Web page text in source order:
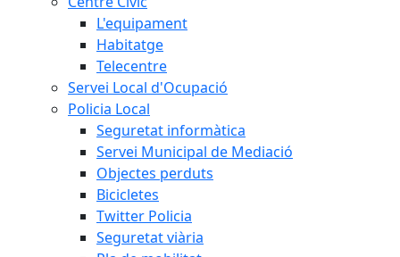
L'equipament
Habitatge
Telecentre
Servei Local d'Ocupació
Policia Local
Seguretat informàtica
Servei Municipal de Mediació
Objectes perduts
Bicicletes
Twitter Policia
Seguretat viària